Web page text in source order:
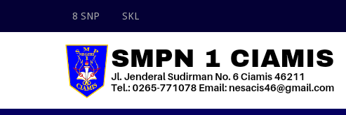
8 SNP SKL